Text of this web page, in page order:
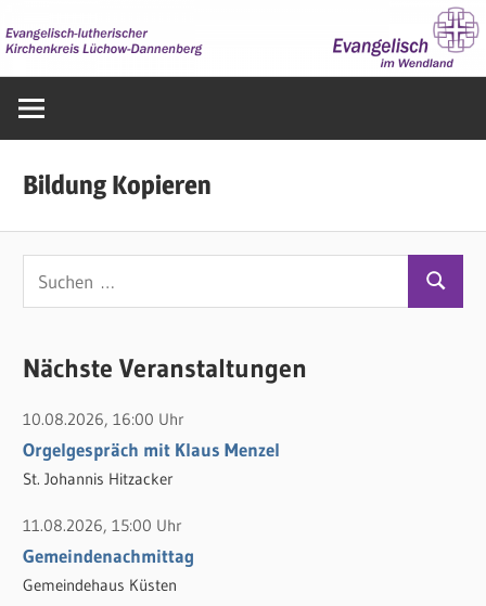
Inhalt
springen
im
Bildung Kopieren
u
h
n
n
a
c
h
:
Nächste Veranstaltungen
10.08.2026, 16:00 Uhr
Orgelgespräch mit Klaus Menzel
St. Johannis Hitzacker
11.08.2026, 15:00 Uhr
Gemeindenachmittag
Gemeindehaus Küsten